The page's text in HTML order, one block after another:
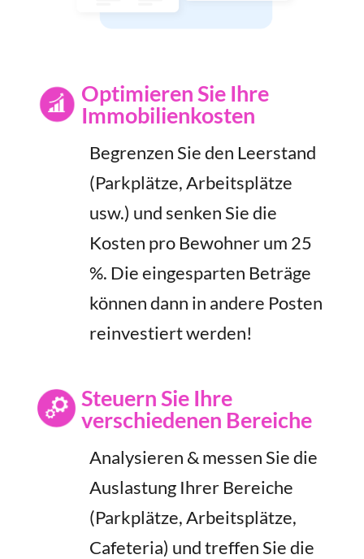
Optimieren Sie Ihre
Immobilienkosten
Begrenzen Sie den Leerstand
(Parkplätze, Arbeitsplätze
usw.) und senken Sie die
Kosten pro Bewohner um 25
%. Die eingesparten Beträge
können dann in andere Posten
reinvestiert werden!
Steuern Sie Ihre
verschiedenen Bereiche
Analysieren & messen Sie die
Auslastung Ihrer Bereiche
(Parkplätze, Arbeitsplätze,
Cafeteria) und treffen Sie die